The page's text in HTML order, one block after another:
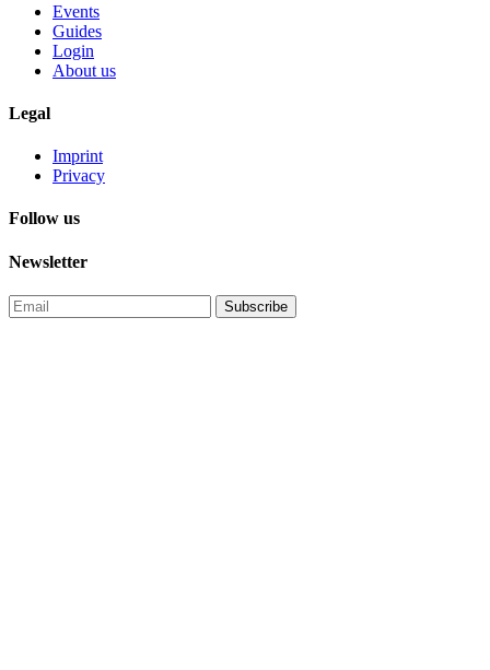
Events
Guides
Login
About us
Legal
Imprint
Privacy
Follow us
Newsletter
Subscribe